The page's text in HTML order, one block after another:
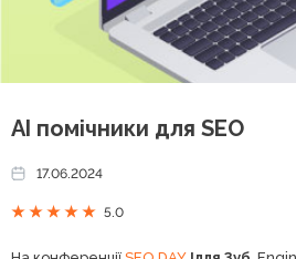
АІ помічники для SEO
17.06.2024
5.0